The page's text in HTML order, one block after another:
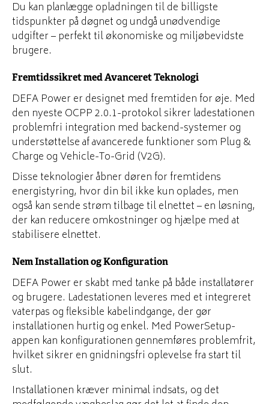
Du kan planlægge opladningen til de billigste
tidspunkter på døgnet og undgå unødvendige
udgifter – perfekt til økonomiske og miljøbevidste
brugere.
Fremtidssikret med Avanceret Teknologi
DEFA Power er designet med fremtiden for øje. Med
den nyeste OCPP 2.0.1-protokol sikrer ladestationen
problemfri integration med backend-systemer og
understøttelse af avancerede funktioner som Plug &
Charge og Vehicle-To-Grid (V2G).
Disse teknologier åbner døren for fremtidens
energistyring, hvor din bil ikke kun oplades, men
også kan sende strøm tilbage til elnettet – en løsning,
der kan reducere omkostninger og hjælpe med at
stabilisere elnettet.
Nem Installation og Konfiguration
DEFA Power er skabt med tanke på både installatører
og brugere. Ladestationen leveres med et integreret
vaterpas og fleksible kabelindgange, der gør
installationen hurtig og enkel. Med PowerSetup-
appen kan konfigurationen gennemføres problemfrit,
hvilket sikrer en gnidningsfri oplevelse fra start til
slut.
Installationen kræver minimal indsats, og det